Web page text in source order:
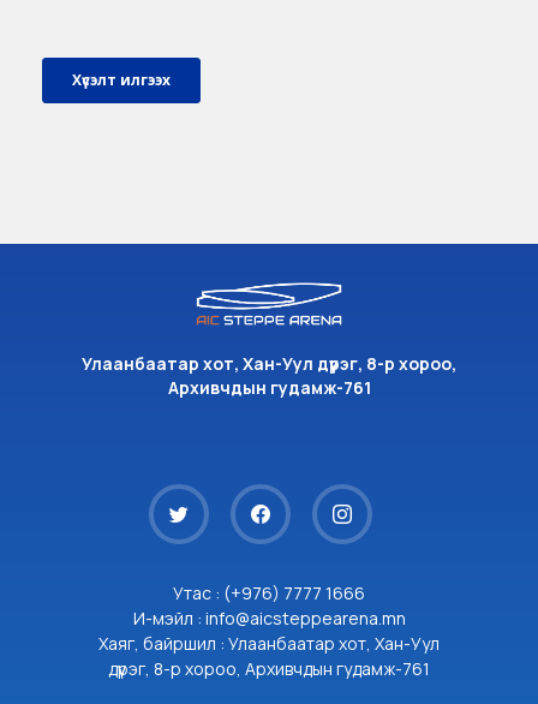
Улаанбаатар хот, Хан-Уул дүүрэг, 8-р хороо,
Архивчдын гудамж-761
Утас : (+976) 7777 1666
И-мэйл : info@aicsteppearena.mn
Хаяг, байршил : Улаанбаатар хот, Хан-Уул
дүүрэг, 8-р хороо, Архивчдын гудамж-761